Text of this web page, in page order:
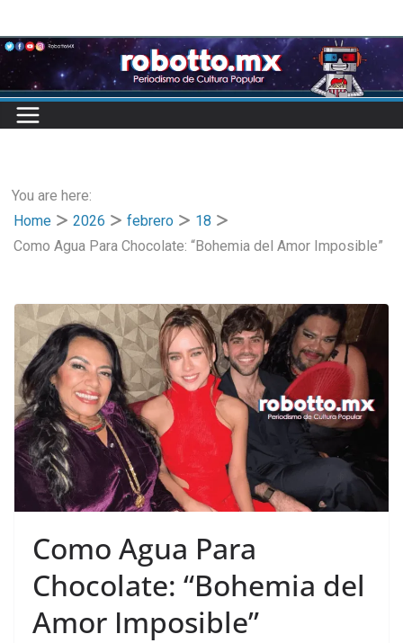
to
content
You are here:
Home
2026 febrero
18
Como Agua Para Chocolate: “Bohemia del Amor Imposible”
Como Agua Para
Chocolate: “Bohemia del
Amor Imposible”